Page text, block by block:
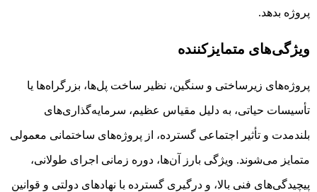
پروژه بدهد.
ویژگی‌های متمایزکننده
پروژه‌های زیرساختی و سنگین، نظیر ساخت پل‌ها، بزرگراه‌ها یا
تأسیسات حیاتی، به دلیل مقیاس عظیم، سرمایه‌گذاری‌های
بلندمدت و تأثیر اجتماعی گسترده، از پروژه‌های ساختمانی معمولی
متمایز می‌شوند. ویژگی بارز آن‌ها، دوره زمانی اجرای طولانی،
پیچیدگی‌های فنی بالا، و درگیری گسترده با نهادهای دولتی و قوانین